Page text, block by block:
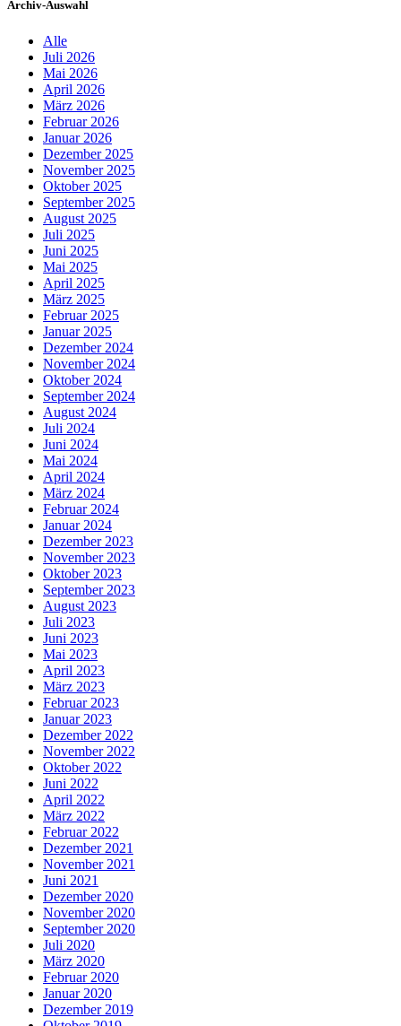
Archiv-Auswahl
Alle
Juli 2026
Mai 2026
April 2026
März 2026
Februar 2026
Januar 2026
Dezember 2025
November 2025
Oktober 2025
September 2025
August 2025
Juli 2025
Juni 2025
Mai 2025
April 2025
März 2025
Februar 2025
Januar 2025
Dezember 2024
November 2024
Oktober 2024
September 2024
August 2024
Juli 2024
Juni 2024
Mai 2024
April 2024
März 2024
Februar 2024
Januar 2024
Dezember 2023
November 2023
Oktober 2023
September 2023
August 2023
Juli 2023
Juni 2023
Mai 2023
April 2023
März 2023
Februar 2023
Januar 2023
Dezember 2022
November 2022
Oktober 2022
Juni 2022
April 2022
März 2022
Februar 2022
Dezember 2021
November 2021
Juni 2021
Dezember 2020
November 2020
September 2020
Juli 2020
März 2020
Februar 2020
Januar 2020
Dezember 2019